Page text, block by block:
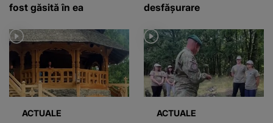
fost găsită în ea
desfășurare
ACTUALE ACTUALE